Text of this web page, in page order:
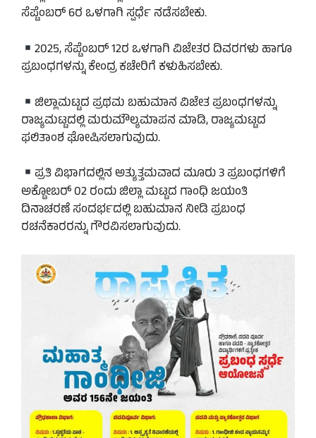
ಸೆಪ್ಟೆಂಬರ್ 6ರ ಒಳಗಾಗಿ ಸ್ಪರ್ಧೆ ನಡೆಸಬೇಕು.
2025, ಸೆಪ್ಟೆಂಬರ್ 12ರ ಒಳಗಾಗಿ ವಿಜೇತರ ದಿವರಗಳು ಹಾಗೂ
ಪ್ರಬಂಧಗಳನ್ನು ಕೇಂದ್ರ ಕಚೇರಿಗೆ ಕಳುಹಿಸಬೇಕು.
ಜಿಲ್ಲಾಮಟ್ಟದ ಪ್ರಥಮ ಬಹುಮಾನ ವಿಜೇತ ಪ್ರಬಂಧಗಳನ್ನು
ರಾಜ್ಯಮಟ್ಟದಲ್ಲಿ ಮರುಮೌಲ್ಯಮಾಪನ ಮಾಡಿ, ರಾಜ್ಯಮಟ್ಟದ
ಫಲಿತಾಂಶ ಘೋಷಿಸಲಾಗುವುದು.
ಪ್ರತಿ ವಿಭಾಗದಲ್ಲಿನ ಅತ್ಯುತ್ತಮವಾದ ಮೂರು 3 ಪ್ರಬಂಧಗಳಿಗೆ
ಅಕ್ಟೋಬರ್ 02 ರಂದು ಜಿಲ್ಲಾ ಮಟ್ಟದ ಗಾಂಧಿ ಜಯಂತಿ
ದಿನಾಚರಣೆ ಸಂದರ್ಭದಲ್ಲಿ ಬಹುಮಾನ ನೀಡಿ ಪ್ರಬಂಧ
ರಚನೆಕಾರರನ್ನು ಗೌರವಿಸಲಾಗುವುದು.